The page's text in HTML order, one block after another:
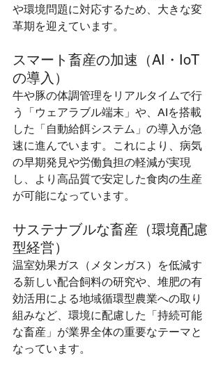
や環境問題に対応するため、大きな変
革期を迎えています。
スマート畜産の加速（AI・IoT
の導入）
牛や豚の体調管理をリアルタイムで行
う「ウェアラブル端末」や、AIを搭載
した「自動給餌システム」の導入が急
速に進んでいます。これにより、病気
の早期発見や労働負担の軽減が実現
し、より高品質で安定した食肉の生産
が可能になっています。
サステナブルな畜産（環境配慮
型経営）
温室効果ガス（メタンガス）を低減す
る新しい配合飼料の研究や、堆肥の有
効活用による地域循環型農業への取り
組みなど、環境に配慮した「持続可能
な畜産」が業界全体の重要なテーマと
なっています。